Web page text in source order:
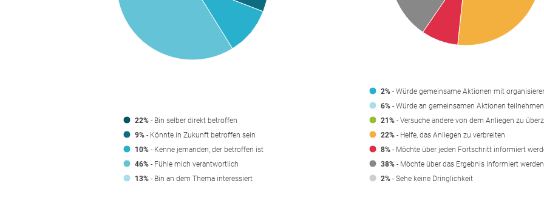
22% - Bin selber direkt betroffen
9% - Könnte in Zukunft betroffen sein
10% - Kenne jemanden, der betroffen ist
46% - Fühle mich verantwortlich
13% - Bin an dem Thema interessiert
2% - Würde gemeinsame Aktionen mit
6% - Würde an gemeinsamen Aktionen teilnehmen
21% - Versuche andere von dem Anliegen zu
22% - Helfe, das Anliegen zu verbreiten
8% - Möchte über jeden Fortschritt informiert
38% - Möchte über das Ergebnis informiert werden
2% - Sehe keine Dringlichkeit